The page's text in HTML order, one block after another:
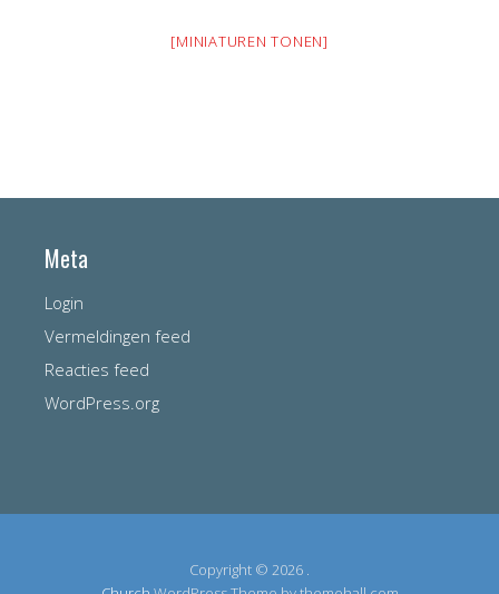
[MINIATUREN TONEN]
Meta
Login
Vermeldingen feed
Reacties feed
WordPress.org
Copyright © 2026 .